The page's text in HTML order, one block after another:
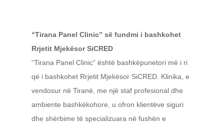
“Tirana Panel Clinic” së fundmi i bashkohet
Rrjetit Mjekësor SiCRED
“Tirana Panel Clinic” është bashkëpunetori më i ri
që i bashkohet Rrjetit Mjekësor SiCRED. Klinika, e
vendosur në Tiranë, me një staf profesional dhe
ambiente bashkëkohore, u ofron klientëve siguri
dhe shërbime të specializuara në fushën e